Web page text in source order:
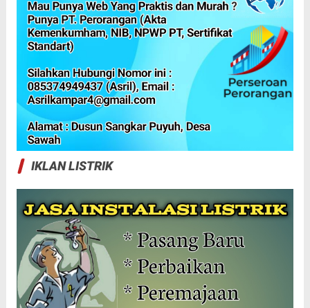
IKLAN LISTRIK